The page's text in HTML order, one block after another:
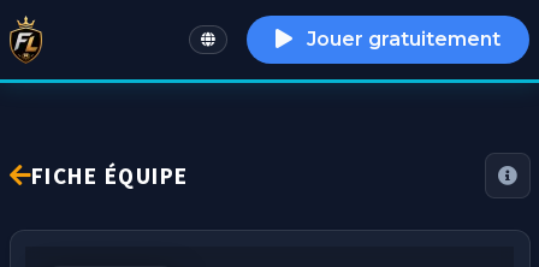
English Jouer gratuitement
FICHE ÉQUIPE